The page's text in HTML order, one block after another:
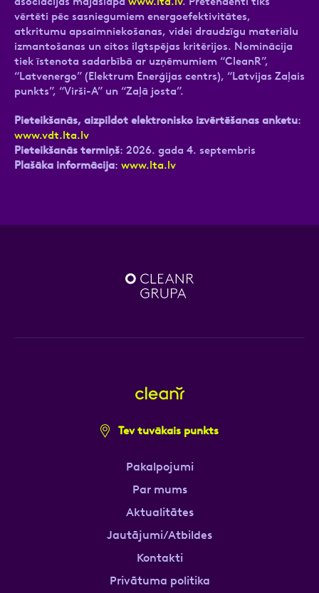
vērtēti pēc sasniegumiem energoefektivitātes,
atkritumu apsaimniekošanas, videi draudzīgu materiālu
izmantošanas un citos ilgtspējas kritērijos. Nominācija
tiek īstenota sadarbībā ar uzņēmumiem “CleanR”,
“Latvenergo” (Elektrum Enerģijas centrs), “Latvijas Zaļais
punkts”, “Virši-A” un “Zaļā josta”.
Pieteikšanās, aizpildot elektronisko izvērtēšanas anketu:
www.vdt.lta.lv
Pieteikšanās termiņš: 2026. gada 4. septembris
Plašāka informācija: www.lta.lv
Tev tuvākais punkts
Pakalpojumi
Par mums
Aktualitātes
Jautājumi/Atbildes
Kontakti
Privātuma politika